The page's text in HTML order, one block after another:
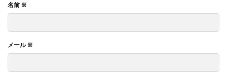
名前 ※
メール※